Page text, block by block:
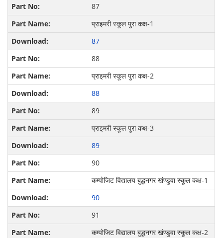
87
प्राइमरी स्कूल पुरा कक्ष-1
87
88
प्राइमरी स्कूल पुरा कक्ष-2
88
89
प्राइमरी स्कूल पुरा कक्ष-3
89
90
कम्पोजिट विद्यालय बुद्धनगर खंण्डुवा स्कूल कक्ष-1
90
91
कम्पोजिट विद्यालय बुद्धनगर खंण्डुवा स्कूल कक्ष-2